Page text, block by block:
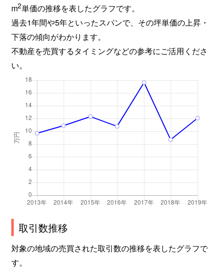
m2単価の推移を表したグラフです。
過去1年間や5年といったスパンで、その坪単価の上昇・
下落の傾向がわかります。
不動産を売買するタイミングなどの参考にご活用くださ
い。
取引数推移
対象の地域の売買された取引数の推移を表したグラフで
す。